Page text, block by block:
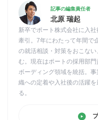
記事の編集責任者
北原 瑞起
新卒でポート株式会社に入
牽引。7年にわたって年間で
の就活相談・対策をおこな
む。現在はポートの採用部
ボーディング領域を統括。
織への定着や入社後の活躍
る。